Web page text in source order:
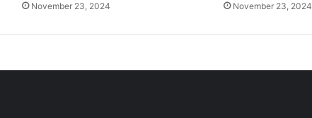
November 23, 2024 November 23, 2024